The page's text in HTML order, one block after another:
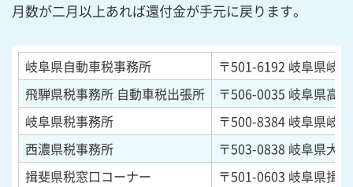
月数が二月以上あれば還付金が手元に戻ります。
岐阜県自動車税事務所 〒501-6192 岐阜県岐
飛騨県税事務所 自動車税出張所
〒506-0035 岐阜県高
岐阜県税事務所
〒500-8384 岐阜県岐
西濃県税事務所
〒503-0838 岐阜県大
揖斐県税窓口コーナー
〒501-0603 岐阜県揖